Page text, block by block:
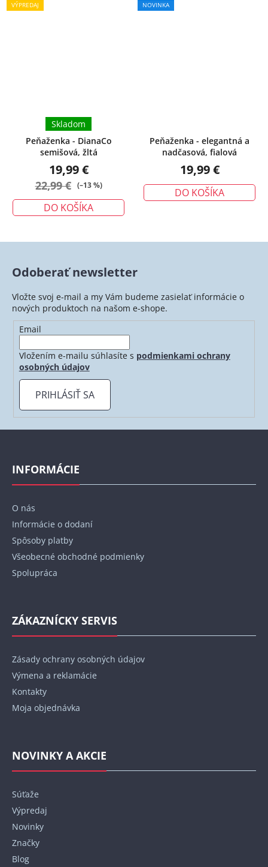
VÝPREDAJ
Peňaženka - DianaCo
semišová, žltá
Skladom
19,99 €
22,99 € (–13 %)
DO KOŠÍKA
NOVINKA
Peňaženka - elegantná a
nadčasová, fialová
19,99 €
DO KOŠÍKA
Odoberať newsletter
Vložte svoj e-mail a my Vám budeme zasielať informácie o
nových produktoch na našom e-shope.
Email
Vložením e-mailu súhlasíte s podmienkami ochrany
osobných údajov
PRIHLÁSIŤ SA
Z
INFORMÁCIE
O nás
Informácie o dodaní
Spôsoby platby
Všeobecné obchodné podmienky
Spolupráca
ZÁKAZNÍCKY SERVIS
Zásady ochrany osobných údajov
Výmena a reklamácie
Kontakty
Moja objednávka
NOVINKY A AKCIE
Súťaže
Výpredaj
Novinky
Značky
Blog